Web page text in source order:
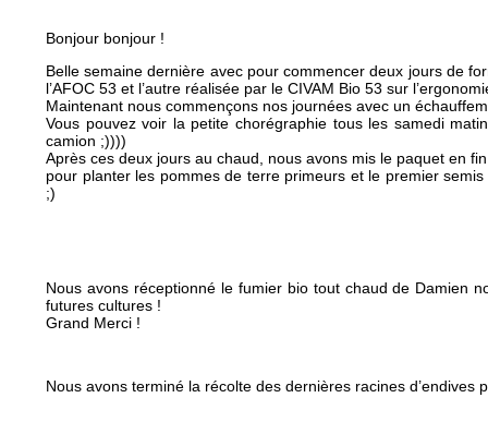
Bonjour bonjour !
Belle semaine dernière avec pour commencer deux jours de
l’AFOC 53 et l’autre réalisée par le CIVAM Bio 53 sur
Maintenant nous commençons nos journées avec un
Vous pouvez voir la petite chorégraphie tous les samedi
camion ;))))
Après ces deux jours au chaud, nous avons mis le paquet en
pour planter les pommes de terre primeurs et le premier
;)
Nous avons réceptionné le fumier bio tout chaud de Damien
futures cultures !
Grand Merci !
Nous avons terminé la récolte des dernières racines d’endives